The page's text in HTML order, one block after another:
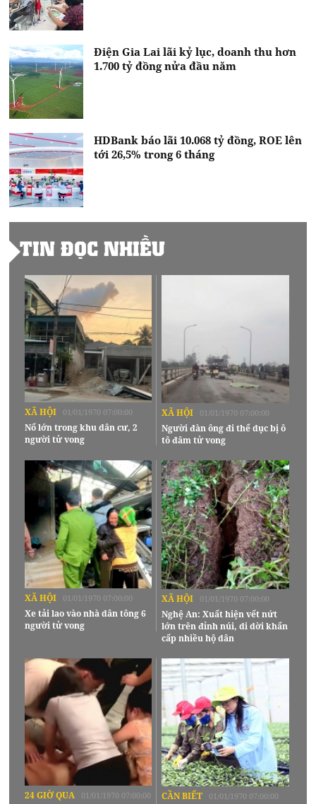
Điện Gia Lai lãi kỷ lục, doanh thu hơn
1.700 tỷ đồng nửa đầu năm
HDBank báo lãi 10.068 tỷ đồng, ROE lên
tới 26,5% trong 6 tháng
TIN ĐỌC NHIỀU
XÃ HỘI 01/01/1970 07:00:00
Nổ lớn trong khu dân cư, 2
người tử vong
XÃ HỘI 01/01/1970 07:00:00
Người đàn ông đi thể dục bị ô
tô đâm tử vong
XÃ HỘI 01/01/1970 07:00:00
Xe tải lao vào nhà dân tông 6
người tử vong
XÃ HỘI 01/01/1970 07:00:00
Nghệ An: Xuất hiện vết nứt
lớn trên đỉnh núi, di dời khẩn
cấp nhiều hộ dân
24 GIỜ QUA 01/01/1970 07:00:00 CẦN BIẾT 01/01/1970 07:00:00